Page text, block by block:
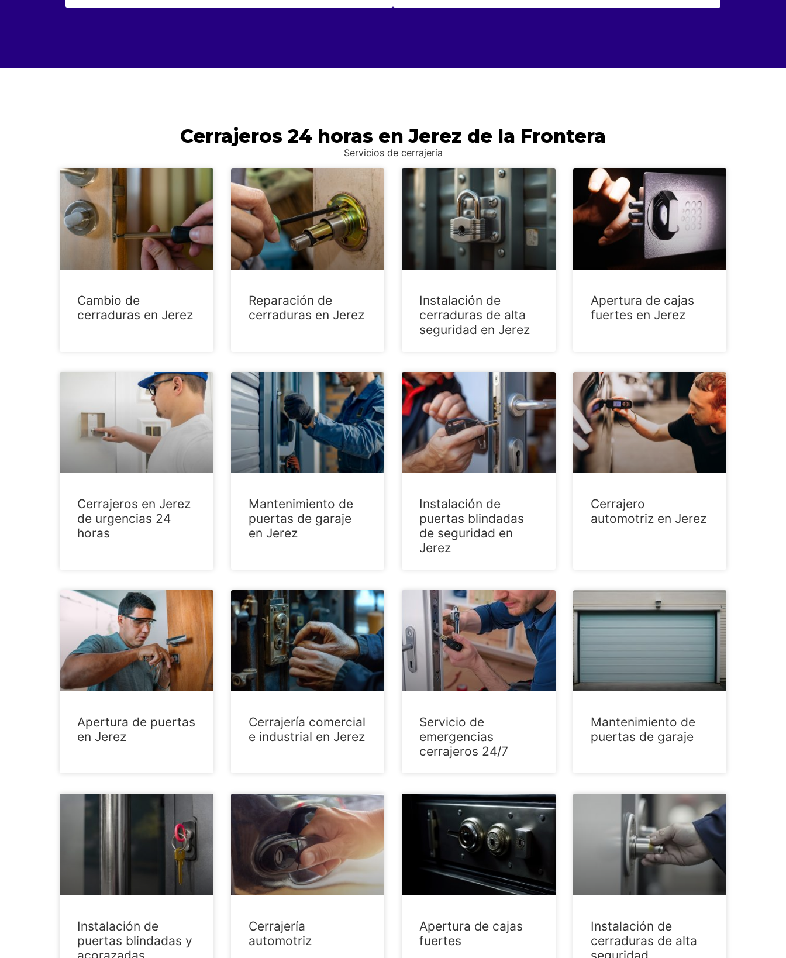
Cerrajeros 24 horas en Jerez de la Frontera
Servicios de cerrajería
Cambio de
cerraduras en Jerez
Reparación de
cerraduras en Jerez
Instalación de
cerraduras de alta
seguridad en Jerez
Apertura de cajas
fuertes en Jerez
Cerrajeros en Jerez
de urgencias 24
horas
Mantenimiento de
puertas de garaje
en Jerez
Instalación de
puertas blindadas
de seguridad en
Jerez
Cerrajero
automotriz en Jerez
Apertura de puertas
en Jerez
Cerrajería comercial
e industrial en Jerez
Servicio de
emergencias
cerrajeros 24/7
Mantenimiento de
puertas de garaje
Instalación de
puertas blindadas y
Cerrajería
automotriz
Apertura de cajas
fuertes
Instalación de
cerraduras de alta